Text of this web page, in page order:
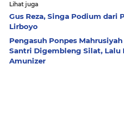
Lihat juga
Gus Reza, Singa Podium dari
Lirboyo
Pengasuh Ponpes
Santri Digembleng Silat, Lalu
Amunizer